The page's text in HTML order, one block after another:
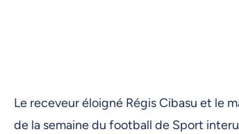
Le receveur éloigné Régis Cibasu et le
de la semaine du football de Sport